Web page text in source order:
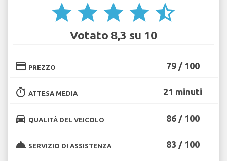
star star star star star_half
Votato 8,3 su 10
credit_card PREZZO 79 / 100
timer ATTESA MEDIA 21 minuti
directions_car QUALITÀ DEL VEICOLO 86 / 100
room_service SERVIZIO DI ASSISTENZA 83 / 100